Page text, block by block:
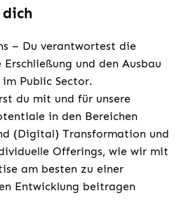
– Du verantwortest die
und den Ausbau
Public Sector.
du mit und für unsere
in den Bereichen
(Digital) Transformation und
Offerings, wie wir mit
am besten zu einer
Entwicklung beitragen